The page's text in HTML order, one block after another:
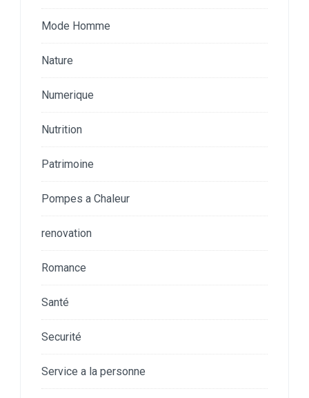
Mode Homme
Nature
Numerique
Nutrition
Patrimoine
Pompes a Chaleur
renovation
Romance
Santé
Securité
Service a la personne